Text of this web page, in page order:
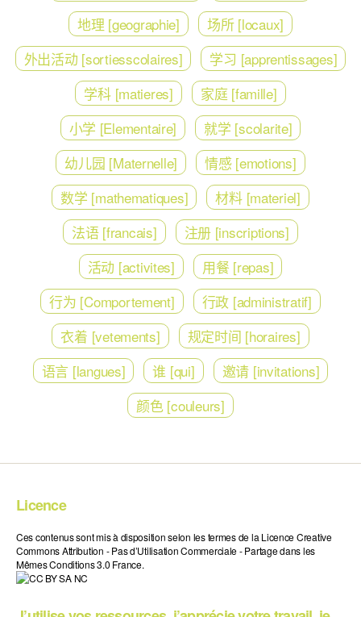
地理 [geographie]
场所 [locaux]
外出活动 [sortiesscolaires]
学习 [apprentissages]
学科 [matieres]
家庭 [famille]
小学 [Elementaire]
就学 [scolarite]
幼儿园 [Maternelle]
情感 [emotions]
数学 [mathematiques]
材料 [materiel]
法语 [francais]
注册 [inscriptions]
活动 [activites]
用餐 [repas]
行为 [Comportement]
行政 [administratif]
衣着 [vetements]
规定时间 [horaires]
语言 [langues]
谁 [qui]
邀请 [invitations]
颜色 [couleurs]
Licence
Ces contenus sont mis à disposition selon les termes de la Licence Creative
Commons Attribution - Pas d’Utilisation Commerciale - Partage dans les
Mêmes Conditions 3.0 France.